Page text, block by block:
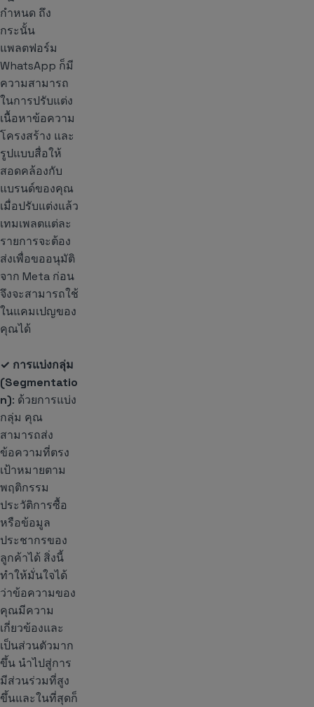
กำหนด ถึง
กระนั้น
แพลตฟอร์ม
WhatsApp ก็มี
ความสามารถ
ในการปรับแต่ง
เนื้อหาข้อความ
โครงสร้าง และ
รูปแบบสื่อให้
สอดคล้องกับ
แบรนด์ของคุณ
เมื่อปรับแต่งแล้ว
เทมเพลตแต่ละ
รายการจะต้อง
ส่งเพื่อขออนุมัติ
จาก Meta ก่อน
จึงจะสามารถใช้
ในแคมเปญของ
คุณได้
✓ การแบ่งกลุ่ม
(Segmentatio
n): ด้วยการแบ่ง
กลุ่ม คุณ
สามารถส่ง
ข้อความที่ตรง
เป้าหมายตาม
พฤติกรรม
ประวัติการซื้อ
หรือข้อมูล
ประชากรของ
ลูกค้าได้ สิ่งนี้
ทำให้มั่นใจได้
ว่าข้อความของ
คุณมีความ
เกี่ยวข้องและ
เป็นส่วนตัวมาก
ขึ้น นำไปสู่การ
มีส่วนร่วมที่สูง
ขึ้นและในที่สุดก็